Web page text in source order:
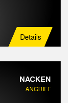
Details
NACKEN
ANGRIFF